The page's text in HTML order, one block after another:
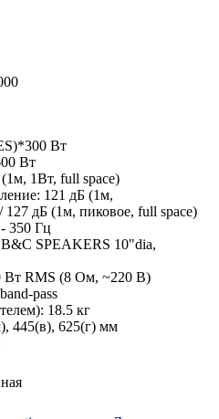
Вт
Вт
1Вт, full space)
121 дБ (1м,
127 дБ (1м, пиковое, full space)
350 Гц
B&C SPEAKERS 10"dia,
Вт RMS (8 Ом, ~220 В)
pass
18.5 кг
445(в), 625(г) мм